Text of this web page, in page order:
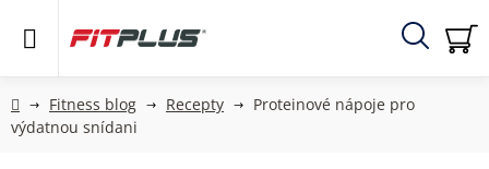
Hledat
DomůFitness blog Recepty
Proteinové nápoje pro
výdatnou snídani